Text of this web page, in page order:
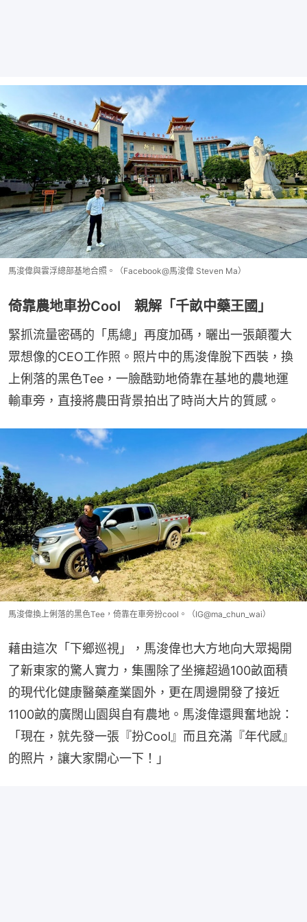
馬浚偉與雲浮總部基地合照。（Facebook@馬浚偉 Steven Ma）
倚靠農地車扮Cool 親解「千畝中藥王國」
緊抓流量密碼的「馬總」再度加碼，曬出一張顛覆大
眾想像的CEO工作照。照片中的馬浚偉脫下西裝，換
上俐落的黑色Tee，一臉酷勁地倚靠在基地的農地運
輸車旁，直接將農田背景拍出了時尚大片的質感。
馬浚偉換上俐落的黑色Tee，倚靠在車旁扮cool。（IG@ma_chun_wai）
藉由這次「下鄉巡視」，馬浚偉也大方地向大眾揭開
了新東家的驚人實力，集團除了坐擁超過100畝面積
的現代化健康醫藥產業園外，更在周邊開發了接近
1100畝的廣闊山園與自有農地。馬浚偉還興奮地說：
「現在，就先發一張『扮Cool』而且充滿『年代感』
的照片，讓大家開心一下！」